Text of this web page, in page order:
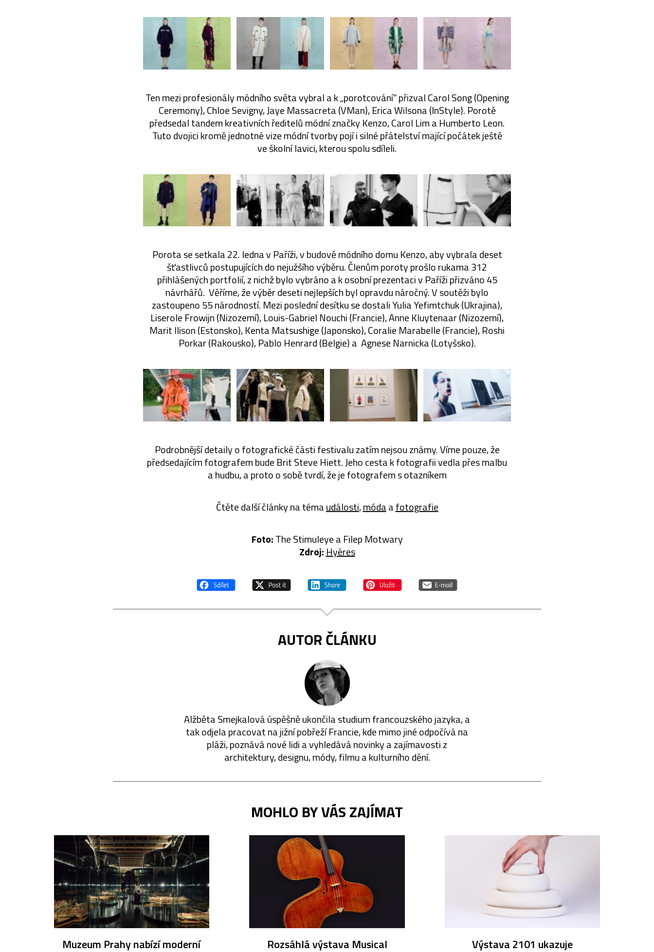
Ten mezi profesionály módního světa vybral a k „porotcování“ přizval Carol Song (Opening
Ceremony), Chloe Sevigny, Jaye Massacreta (VMan), Erica Wilsona (InStyle). Porotě
předsedal tandem kreativních ředitelů módní značky Kenzo, Carol Lim a Humberto Leon.
Tuto dvojici kromě jednotné vize módní tvorby pojí i silné přátelství mající počátek ještě
ve školní lavici, kterou spolu sdíleli.
Porota se setkala 22. ledna v Paříži, v budově módního domu Kenzo, aby vybrala deset
šťastlivců postupujících do nejužšího výběru. Členům poroty prošlo rukama 312
přihlášených portfolií, z nichž bylo vybráno a k osobní prezentaci v Paříži přizváno 45
návrhářů. Věříme, že výběr deseti nejlepších byl opravdu náročný. V soutěži bylo
zastoupeno 55 národností. Mezi poslední desítku se dostali Yulia Yefimtchuk (Ukrajina),
Liserole Frowijn (Nizozemí), Louis-Gabriel Nouchi (Francie), Anne Kluytenaar (Nizozemí),
Marit Ilison (Estonsko), Kenta Matsushige (Japonsko), Coralie Marabelle (Francie), Roshi
Porkar (Rakousko), Pablo Henrard (Belgie) a Agnese Narnicka (Lotyšsko).
Podrobnější detaily o fotografické části festivalu zatím nejsou známy. Víme pouze, že
předsedajícím fotografem bude Brit Steve Hiett. Jeho cesta k fotografii vedla přes malbu
a hudbu, a proto o sobě tvrdí, že je fotografem s otazníkem
Čtěte další články na témaudálosti,módaafotografie
Foto:The Stimuleye a Filep Motwary
Zdroj: Hyères
AUTOR ČLÁNKU
Alžběta Smejkalová úspěšně ukončila studium francouzského jazyka, a
tak odjela pracovat na jižní pobřeží Francie, kde mimo jiné odpočívá na
pláži, poznává nové lidi a vyhledává novinky a zajímavosti z
architektury, designu, módy, filmu a kulturního dění.
MOHLO BY VÁS ZAJÍMAT
Muzeum Prahy nabízí moderní Rozsáhlá výstava Musical Výstava 2101 ukazuje